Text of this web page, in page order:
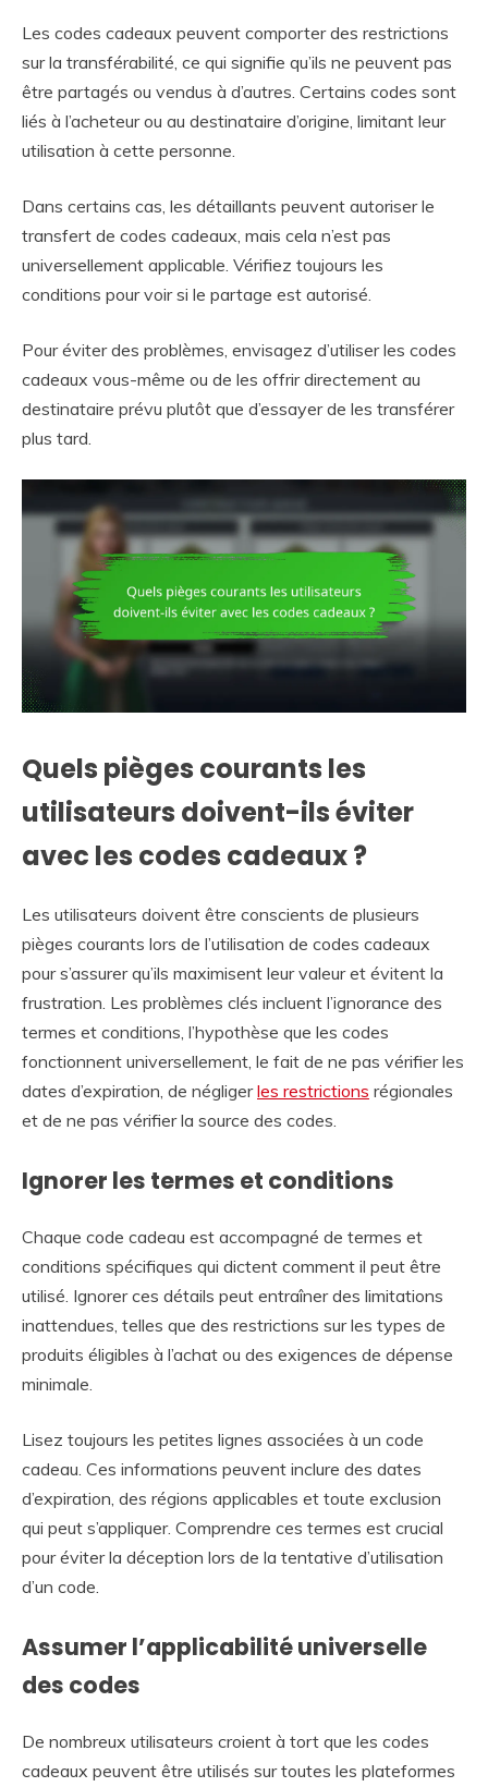
Les codes cadeaux peuvent comporter des restrictions
sur la transférabilité, ce qui signifie qu’ils ne peuvent pas
être partagés ou vendus à d’autres. Certains codes sont
liés à l’acheteur ou au destinataire d’origine, limitant leur
utilisation à cette personne.
Dans certains cas, les détaillants peuvent autoriser le
transfert de codes cadeaux, mais cela n’est pas
universellement applicable. Vérifiez toujours les
conditions pour voir si le partage est autorisé.
Pour éviter des problèmes, envisagez d’utiliser les codes
cadeaux vous-même ou de les offrir directement au
destinataire prévu plutôt que d’essayer de les transférer
plus tard.
Quels pièges courants les
utilisateurs doivent-ils éviter
avec les codes cadeaux ?
Les utilisateurs doivent être conscients de plusieurs
pièges courants lors de l’utilisation de codes cadeaux
pour s’assurer qu’ils maximisent leur valeur et évitent la
frustration. Les problèmes clés incluent l’ignorance des
termes et conditions, l’hypothèse que les codes
fonctionnent universellement, le fait de ne pas vérifier les
dates d’expiration, de négligerles restrictions régionales
et de ne pas vérifier la source des codes.
Ignorer les termes et conditions
Chaque code cadeau est accompagné de termes et
conditions spécifiques qui dictent comment il peut être
utilisé. Ignorer ces détails peut entraîner des limitations
inattendues, telles que des restrictions sur les types de
produits éligibles à l’achat ou des exigences de dépense
minimale.
Lisez toujours les petites lignes associées à un code
cadeau. Ces informations peuvent inclure des dates
d’expiration, des régions applicables et toute exclusion
qui peut s’appliquer. Comprendre ces termes est crucial
pour éviter la déception lors de la tentative d’utilisation
d’un code.
Assumer l’applicabilité universelle
des codes
De nombreux utilisateurs croient à tort que les codes
cadeaux peuvent être utilisés sur toutes les plateformes